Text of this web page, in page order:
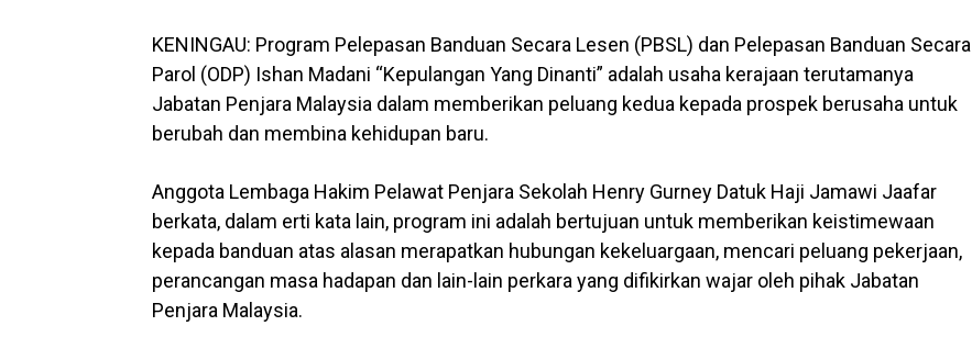
KENINGAU: Program Pelepasan Banduan Secara Lesen (PBSL) dan Pelepasan Banduan Secara
Parol (ODP) Ishan Madani “Kepulangan Yang Dinanti” adalah usaha kerajaan terutamanya
Jabatan Penjara Malaysia dalam memberikan peluang kedua kepada prospek berusaha untuk
berubah dan membina kehidupan baru.
Anggota Lembaga Hakim Pelawat Penjara Sekolah Henry Gurney Datuk Haji Jamawi Jaafar
berkata, dalam erti kata lain, program ini adalah bertujuan untuk memberikan keistimewaan
kepada banduan atas alasan merapatkan hubungan kekeluargaan, mencari peluang pekerjaan,
perancangan masa hadapan dan lain-lain perkara yang difikirkan wajar oleh pihak Jabatan
Penjara Malaysia.